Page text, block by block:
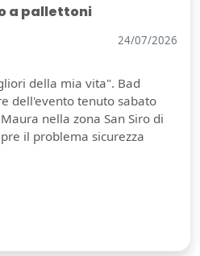
a pallettoni
24/07/2026
della mia vita". Bad
dell'evento tenuto sabato
nella zona San Siro di
il problema sicurezza